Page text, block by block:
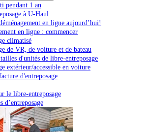
pendant 1 an
à U-Haul
en ligne aujourd’hui!
en ligne : commencer
climatisé
de VR, de voiture et de bateau
d'unités de libre-entreposage
extérieur/accessible en voiture
d'entreposage
le libre-entreposage
d’entreposage